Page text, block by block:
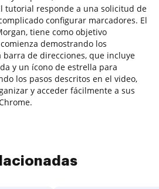
tutorial responde a una solicitud de
configurar marcadores. El
tiene como objetivo
demostrando los
barra de direcciones, que incluye
y un ícono de estrella para
los pasos descritos en el video,
y acceder fácilmente a sus